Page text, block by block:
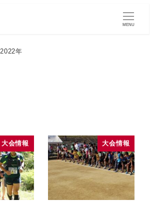
MENU
2022年
大会情報 大会情報